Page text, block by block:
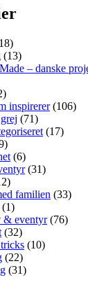
(13)
– danske
inspirerer(106)
(71)
(17)
(6)
(31)
familien (33)
(1)
& eventyr(76)
(32)
(10)
(22)
(31)